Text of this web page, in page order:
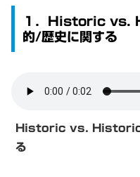
１．Historic vs.
的/歴史に関する
Historic vs.
る